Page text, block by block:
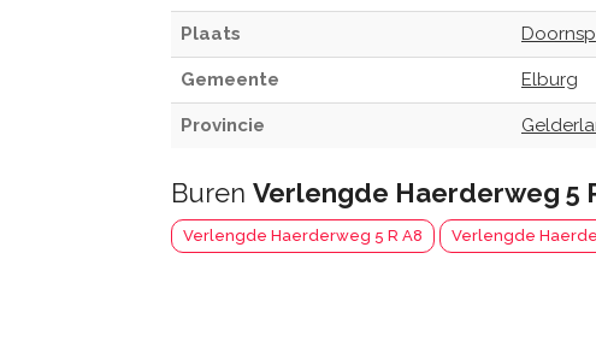
Plaats
Gemeente Elburg
Provincie
Buren Verlengde Haerderweg 5
Verlengde Haerderweg 5 R A8 Verlengde